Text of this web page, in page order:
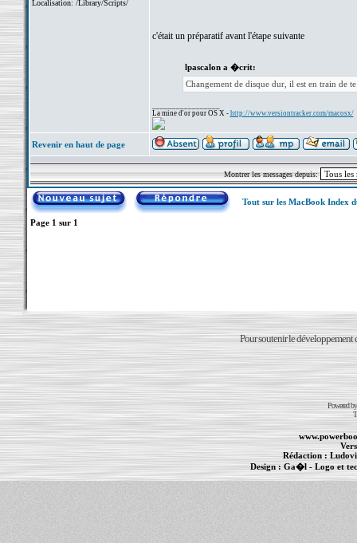
Localisation: /Library/Scripts/
c'était un préparatif avant l'étape suivante
lpascalon a �crit:
Changement de disque dur, il est en train de
La mine d'or pour OS X - http://www.versiontracker.com/macosx/
Revenir en haut de page
Montrer les messages depuis:
Tout sur les MacBook Index
Page 1 sur 1
Pour soutenir le développement
Powered
Rédaction :
Design : Ga�l- Logo et